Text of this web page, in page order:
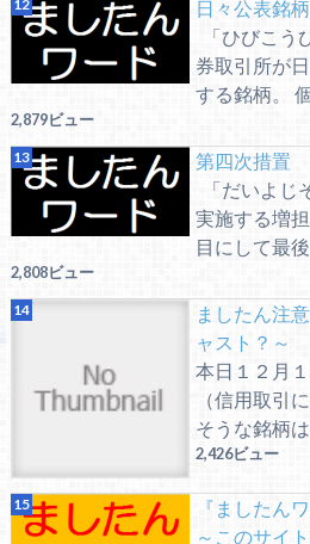
日々公表銘柄
「ひびこう
券取引所が
する銘柄。
2,879ビュー
第四次措置
「だいよじ
実施する増
目にして最後
2,808ビュー
ましたん注
ャスト？～
本日１２月
（信用取引
そうな銘柄
2,426ビュー
『ましたん
～このサイ